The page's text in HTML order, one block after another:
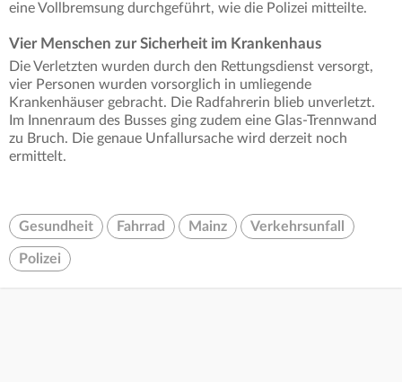
eine Vollbremsung durchgeführt, wie die Polizei mitteilte.
Vier Menschen zur Sicherheit im Krankenhaus
Die Verletzten wurden durch den Rettungsdienst versorgt,
vier Personen wurden vorsorglich in umliegende
Krankenhäuser gebracht. Die Radfahrerin blieb unverletzt.
Im Innenraum des Busses ging zudem eine Glas-Trennwand
zu Bruch. Die genaue Unfallursache wird derzeit noch
ermittelt.
Gesundheit Fahrrad Mainz Verkehrsunfall
Polizei